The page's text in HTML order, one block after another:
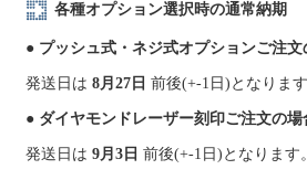
各種オプション選択時の通常納期
● プッシュ式・ネジ式オプションご注文
発送日は 8月27日 前後(+-1日)となります
● ダイヤモンドレーザー刻印ご注文の場
発送日は 9月3日 前後(+-1日)となります。